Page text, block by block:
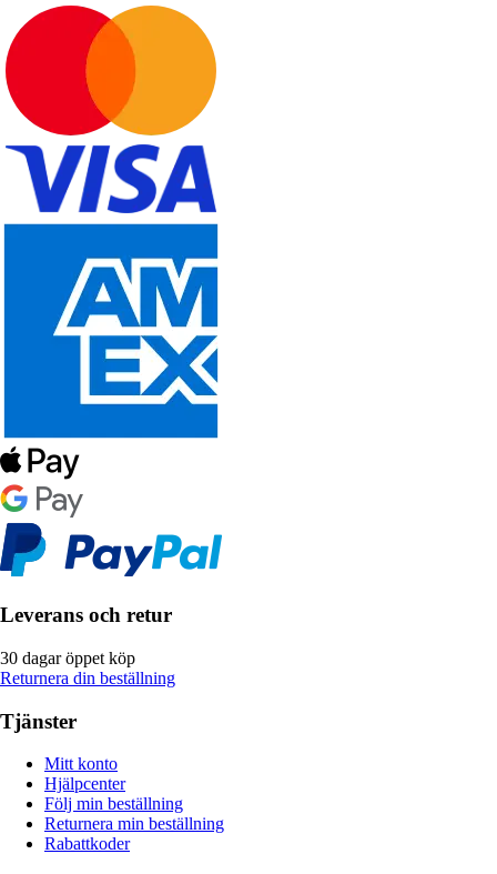
Leverans och retur
30 dagar öppet köp
Returnera din beställning
Tjänster
Mitt konto
Hjälpcenter
Följ min beställning
Returnera min beställning
Rabattkoder